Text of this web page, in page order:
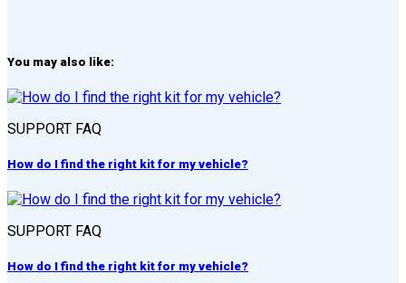
You may also like:
SUPPORT FAQ
How do I find the right kit for my vehicle?
SUPPORT FAQ
How do I find the right kit for my vehicle?